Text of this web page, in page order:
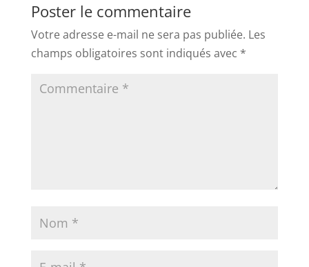
Poster le commentaire
Votre adresse e-mail ne sera pas publiée. Les
champs obligatoires sont indiqués avec *